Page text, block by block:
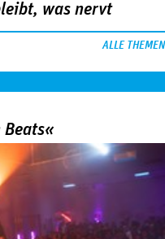
was nervt
ALLE THEMEN
Beats«